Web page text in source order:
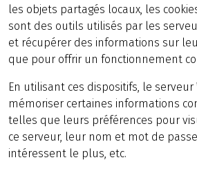
les objets partagés locaux, les
sont des outils utilisés par les
et récupérer des informations sur
que pour offrir un fonctionnement
En utilisant ces dispositifs, le
mémoriser certaines informations
telles que leurs préférences pour
ce serveur, leur nom et mot de
intéressent le plus, etc.